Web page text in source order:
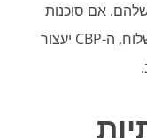
אם סוכנות
ממשלתית שותפה מסרבת לייבא משלוח, ה-CBP יעצור